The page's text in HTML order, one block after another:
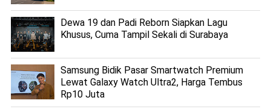
Dewa 19 dan Padi Reborn Siapkan Lagu
Khusus, Cuma Tampil Sekali di Surabaya
Samsung Bidik Pasar Smartwatch Premium
Lewat Galaxy Watch Ultra2, Harga Tembus
Rp10 Juta